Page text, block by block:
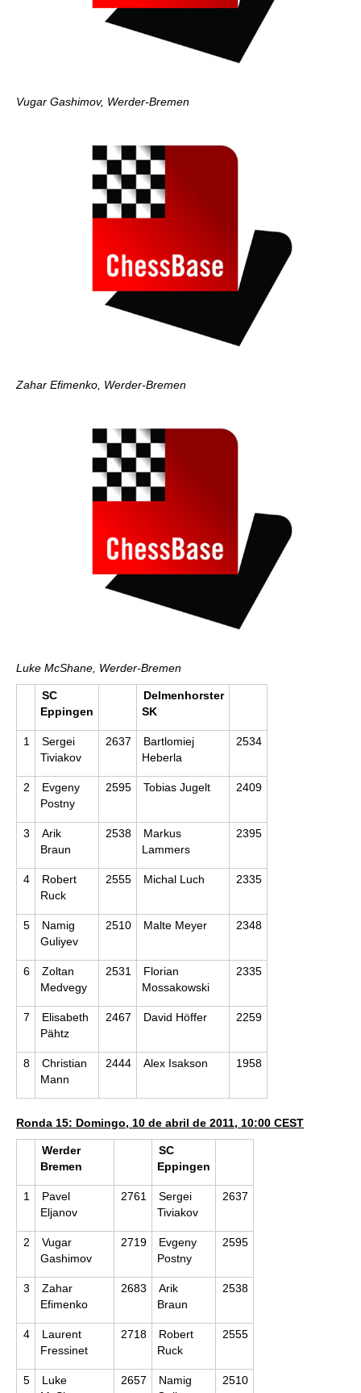
Vugar Gashimov, Werder-Bremen
Zahar Efimenko, Werder-Bremen
Luke McShane, Werder-Bremen
SC
Eppingen
Delmenhorster
SK
1
Sergei
Tiviakov
2637
Bartlomiej
Heberla
2534
2
Evgeny
Postny
2595 Tobias Jugelt 2409
3
Arik
Braun
2538
Markus
Lammers
2395
4
Robert
Ruck
2555 Michal Luch 2335
5
Namig
Guliyev
2510 Malte Meyer 2348
6
Zoltan
Medvegy
2531
Florian
Mossakowski
2335
7
Elisabeth
Pähtz
2467 David Höffer 2259
8
Christian
Mann
2444 Alex Isakson 1958
Ronda 15: Domingo, 10 de abril de 2011, 10:00 CEST
Werder
Bremen
SC
Eppingen
1
Pavel
Eljanov
2761
Sergei
Tiviakov
2637
2
Vugar
Gashimov
2719
Evgeny
Postny
2595
3
Zahar
Efimenko
2683
Arik
Braun
2538
4
Laurent
Fressinet
2718
Robert
Ruck
2555
5
Luke
2657
Namig
2510